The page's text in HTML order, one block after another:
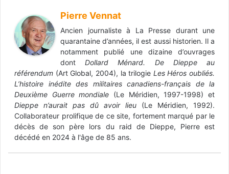
Pierre Vennat
Ancien journaliste à La Presse durant une
quarantaine d’années, il est aussi historien. Il a
notamment publié une dizaine d’ouvrages
dontDollard Ménard. De Dieppe au
référendum (Art Global, 2004), la trilogie Les Héros oubliés.
L’histoire inédite des militaires canadiens-français de la
Deuxième Guerre mondiale (Le Méridien, 1997-1998) et
Dieppe n’aurait pas dû avoir lieu (Le Méridien, 1992).
Collaborateur prolifique de ce site, fortement marqué par le
décès de son père lors du raid de Dieppe, Pierre est
décédé en 2024 à l'âge de 85 ans.